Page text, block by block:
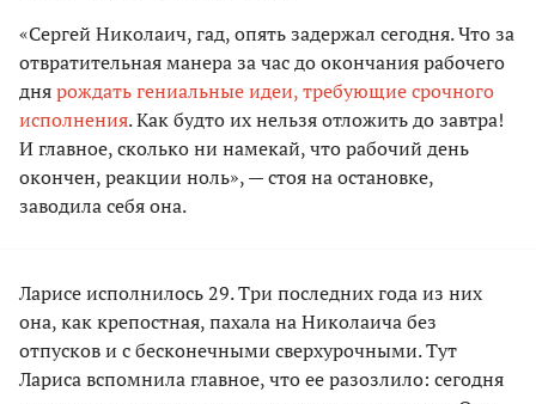
«Сергей Николаич, гад, опять задержал сегодня. Что за
отвратительная манера за час до окончания рабочего
днярождать гениальные идеи, требующие срочного
исполнения. Как будто их нельзя отложить до завтра!
И главное, сколько ни намекай, что рабочий день
окончен, реакции ноль», — стоя на остановке,
заводила себя она.
Ларисе исполнилось 29. Три последних года из них
она, как крепостная, пахала на Николаича без
отпусков и с бесконечными сверхурочными. Тут
Лариса вспомнила главное, что ее разозлило: сегодня